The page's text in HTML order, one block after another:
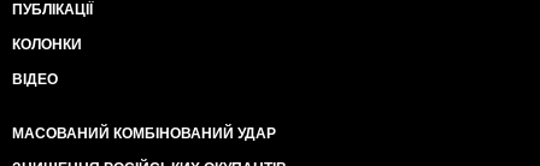
ПУБЛІКАЦІЇ
КОЛОНКИ
ВІДЕО
МАСОВАНИЙ КОМБІНОВАНИЙ УДАР